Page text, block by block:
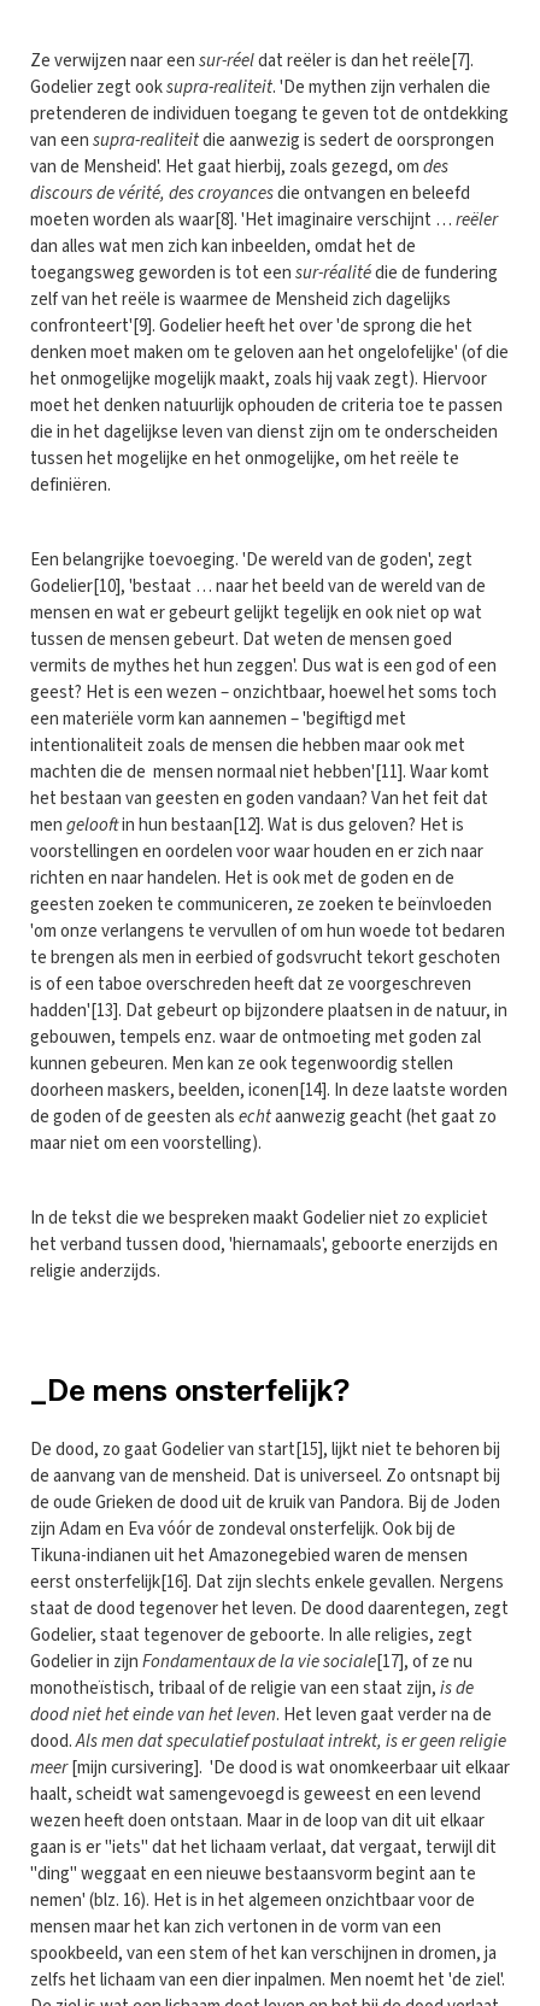
Ze verwijzen naar eensur-réeldat reëler is dan het reële[7].
Godelier zegt ooksupra-realiteit. 'De mythen zijn verhalen die
pretenderen de individuen toegang te geven tot de ontdekking
van eensupra-realiteitdie aanwezig is sedert de oorsprongen
van de Mensheid'. Het gaat hierbij, zoals gezegd, omdes
discours de vérité, des croyancesdie ontvangen en beleefd
moeten worden als waar[8]. 'Het imaginaire verschijnt …reëler
dan alles wat men zich kan inbeelden, omdat het de
toegangsweg geworden is tot eensur-réalitédie de fundering
zelf van het reële is waarmee de Mensheid zich dagelijks
confronteert'[9]. Godelier heeft het over 'de sprong die het
denken moet maken om te geloven aan het ongelofelijke' (of die
het onmogelijke mogelijk maakt, zoals hij vaak zegt). Hiervoor
moet het denken natuurlijk ophouden de criteria toe te passen
die in het dagelijkse leven van dienst zijn om te onderscheiden
tussen het mogelijke en het onmogelijke, om het reële te
definiëren.
Een belangrijke toevoeging. 'De wereld van de goden', zegt
Godelier[10], 'bestaat … naar het beeld van de wereld van de
mensen en wat er gebeurt gelijkt tegelijk en ook niet op wat
tussen de mensen gebeurt. Dat weten de mensen goed
vermits de mythes het hun zeggen'. Dus wat is een god of een
geest? Het is een wezen – onzichtbaar, hoewel het soms toch
een materiële vorm kan aannemen – 'begiftigd met
intentionaliteit zoals de mensen die hebben maar ook met
machten die de mensen normaal niet hebben'[11]. Waar komt
het bestaan van geesten en goden vandaan? Van het feit dat
mengelooftin hun bestaan[12]. Wat is dus geloven? Het is
voorstellingen en oordelen voor waar houden en er zich naar
richten en naar handelen. Het is ook met de goden en de
geesten zoeken te communiceren, ze zoeken te beïnvloeden
'om onze verlangens te vervullen of om hun woede tot bedaren
te brengen als men in eerbied of godsvrucht tekort geschoten
is of een taboe overschreden heeft dat ze voorgeschreven
hadden'[13]. Dat gebeurt op bijzondere plaatsen in de natuur, in
gebouwen, tempels enz. waar de ontmoeting met goden zal
kunnen gebeuren. Men kan ze ook tegenwoordig stellen
doorheen maskers, beelden, iconen[14]. In deze laatste worden
de goden of de geesten alsechtaanwezig geacht (het gaat zo
maar niet om een voorstelling).
In de tekst die we bespreken maakt Godelier niet zo expliciet
het verband tussen dood, 'hiernamaals', geboorte enerzijds en
religie anderzijds.
_De mens onsterfelijk?
De dood, zo gaat Godelier van start[15], lijkt niet te behoren bij
de aanvang van de mensheid. Dat is universeel. Zo ontsnapt bij
de oude Grieken de dood uit de kruik van Pandora. Bij de Joden
zijn Adam en Eva vóór de zondeval onsterfelijk. Ook bij de
Tikuna-indianen uit het Amazonegebied waren de mensen
eerst onsterfelijk[16]. Dat zijn slechts enkele gevallen. Nergens
staat de dood tegenover het leven. De dood daarentegen, zegt
Godelier, staat tegenover de geboorte. In alle religies, zegt
Godelier in zijnFondamentaux de la vie sociale[17], of ze nu
monotheïstisch, tribaal of de religie van een staat zijn,is de
dood niet het einde van het leven. Het leven gaat verder na de
dood.Als men dat speculatief postulaat intrekt, is er geen religie
meer[mijn cursivering]. 'De dood is wat onomkeer­baar uit elkaar
haalt, scheidt wat samengevoegd is geweest en een levend
wezen heeft doen ontstaan. Maar in de loop van dit uit elkaar
gaan is er "iets" dat het lichaam verlaat, dat vergaat, terwijl dit
"ding" weggaat en een nieuwe be­staansvorm begint aan te
nemen' (blz. 16). Het is in het algemeen onzichtbaar voor de
mensen maar het kan zich vertonen in de vorm van een
spookbeeld, van een stem of het kan verschijnen in dromen, ja
zelfs het lichaam van een dier inpalmen. Men noemt het 'de ziel'.